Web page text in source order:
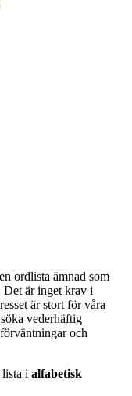
ordlista ämnad som
Det är inget krav i
är stort för våra
vederhäftig
och
lista i alfabetisk